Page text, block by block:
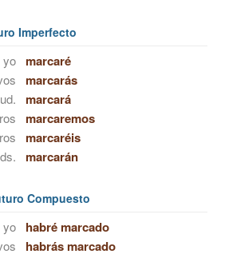
Imperfecto
yo marcaré
marcarás
marcará
marcaremos
marcaréis
marcarán
Compuesto
yo habré marcado
habrás marcado